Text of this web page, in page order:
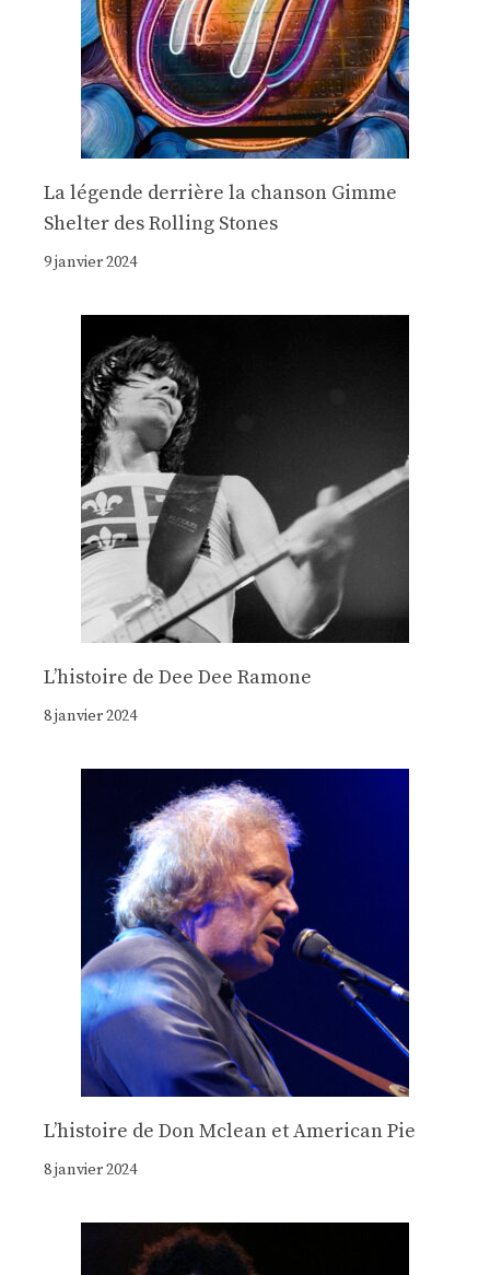
La légende derrière la chanson Gimme
Shelter des Rolling Stones
9 janvier 2024
Lʼhistoire de Dee Dee Ramone
8 janvier 2024
Lʼhistoire de Don Mclean et American Pie
8 janvier 2024